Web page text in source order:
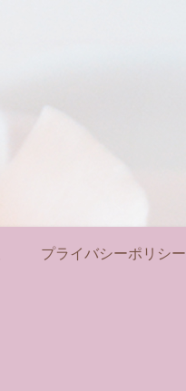
プライバシーポリシー